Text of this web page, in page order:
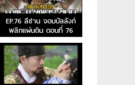
EP.76 ลีซาน จอมบัลลังก์
พลิกแผ่นดิน ตอนที่ 76